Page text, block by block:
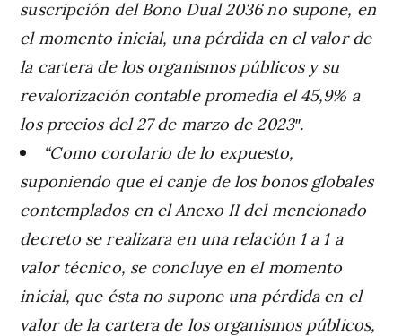
suscripción del Bono Dual 2036 no supone, en
el momento inicial, una pérdida en el valor de
la cartera de los organismos públicos y su
revalorización contable promedia el 45,9% a
los precios del 27 de marzo de 2023″.
“Como corolario de lo expuesto,
suponiendo que el canje de los bonos globales
contemplados en el Anexo II del mencionado
decreto se realizara en una relación 1 a 1 a
valor técnico, se concluye en el momento
inicial, que ésta no supone una pérdida en el
valor de la cartera de los organismos públicos,